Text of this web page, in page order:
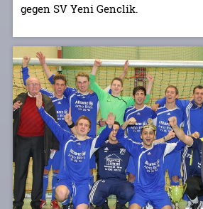
gegen SV Yeni Genclik.